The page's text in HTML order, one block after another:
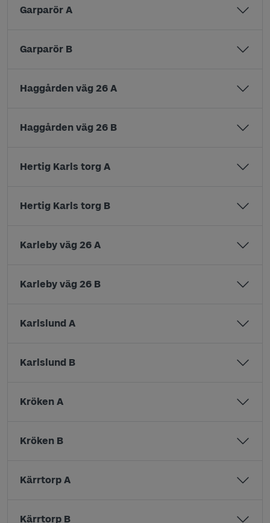
Garparör A
Garparör B
Haggården väg 26 A
Haggården väg 26 B
Hertig Karls torg A
Hertig Karls torg B
Karleby väg 26 A
Karleby väg 26 B
Karlslund A
Karlslund B
Kröken A
Kröken B
Kärrtorp A
Kärrtorp B